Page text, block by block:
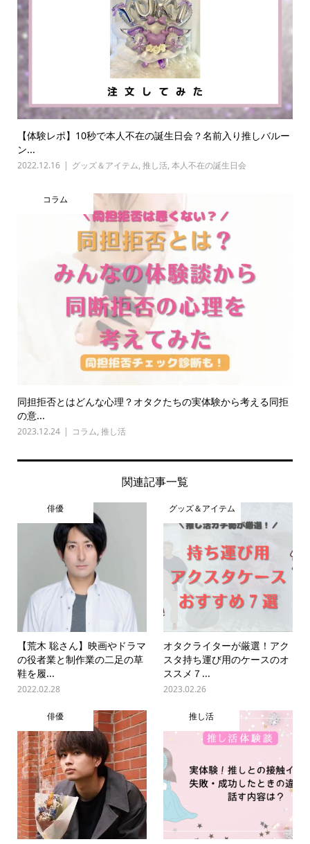
【体験レポ】10秒で本人不在の誕生日会？名前入り推しバルー
ン...
2022.12.16 グッズ＆アイテム, 推し活, 本人不在の誕生日会
コラム
同担拒否とはどんな心理？オタクたちの実体験から考える同拒
の意...
2023.12.24 コラム, 推し活
関連記事一覧
俳優
【荒木 聡さん】映画やドラマ
の役者業と制作業の二足の草
鞋を履...
2022.02.28
グッズ＆アイテム
オタクライターが厳選！アク
スタ持ち運び用のケースのオ
ススメ７...
2023.02.26
俳優 推し活